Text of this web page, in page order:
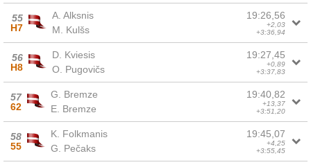
55
H7
A. Alksnis
M. Kulšs
19:26,56
+2,03
+3:36,94
56
H8
D. Kviesis
O. Pugovičs
19:27,45
+0,89
+3:37,83
57
62
G. Bremze
E. Bremze
19:40,82
+13,37
+3:51,20
58
55
K. Folkmanis
G. Pečaks
19:45,07
+4,25
+3:55,45